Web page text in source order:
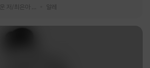
알레